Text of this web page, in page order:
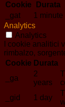
Cookie
Durata
_gat
1 minute
Analytics
Analytics
I cookie analitici
rimbalzo,
Cookie Durata
_ga
2
years
_gid
1 day